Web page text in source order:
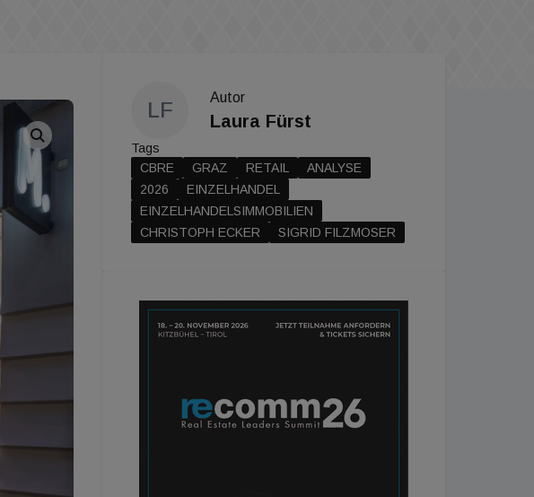
LF
Autor
Laura Fürst
Tags
CBRE
GRAZ RETAIL
ANALYSE
2026
EINZELHANDEL
EINZELHANDELSIMMOBILIEN
CHRISTOPH ECKER
SIGRID FILZMOSER